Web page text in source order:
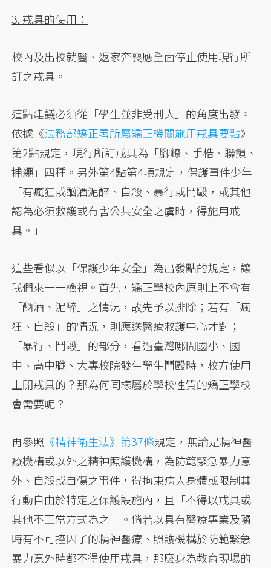
3. 戒具的使用：
校內及出校就醫、返家奔喪應全面停止使用現行所
訂之戒具。
這點建議必須從「學生並非受刑人」的角度出發。
依據《法務部矯正署所屬矯正機關施用戒具要點》
第2點規定，現行所訂戒具為「腳鐐、手梏、聯鎖、
捕繩」四種。另外第4點第4項規定，保護事件少年
「有瘋狂或酗酒泥醉、自殺、暴行或鬥毆，或其他
認為必須救護或有害公共安全之虞時，得施用戒
具。」
這些看似以「保護少年安全」為出發點的規定，讓
我們來一一檢視。首先，矯正學校內原則上不會有
「酗酒、泥醉」之情況，故先予以排除；若有「瘋
狂、自殺」的情況，則應送醫療救護中心才對；
「暴行、鬥毆」的部分，看過臺灣哪間國小、國
中、高中職、大專校院發生學生鬥毆時，校方使用
上開戒具的？那為何同樣屬於學校性質的矯正學校
會需要呢？
再參照 《精神衛生法》第37條規定，無論是精神醫
療機構或以外之精神照護機構，為防範緊急暴力意
外、自殺或自傷之事件，得拘束病人身體或限制其
行動自由於特定之保護設施內，且「不得以戒具或
其他不正當方式為之」。倘若以具有醫療專業及隨
時有不可控因子的精神醫療、照護機構於防範緊急
暴力意外時都不得使用戒具，那麼身為教育現場的